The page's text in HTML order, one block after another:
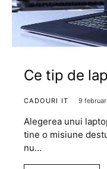
Ce tip de
CADOURI IT 9
Alegerea unui
tine o misiune
nu…